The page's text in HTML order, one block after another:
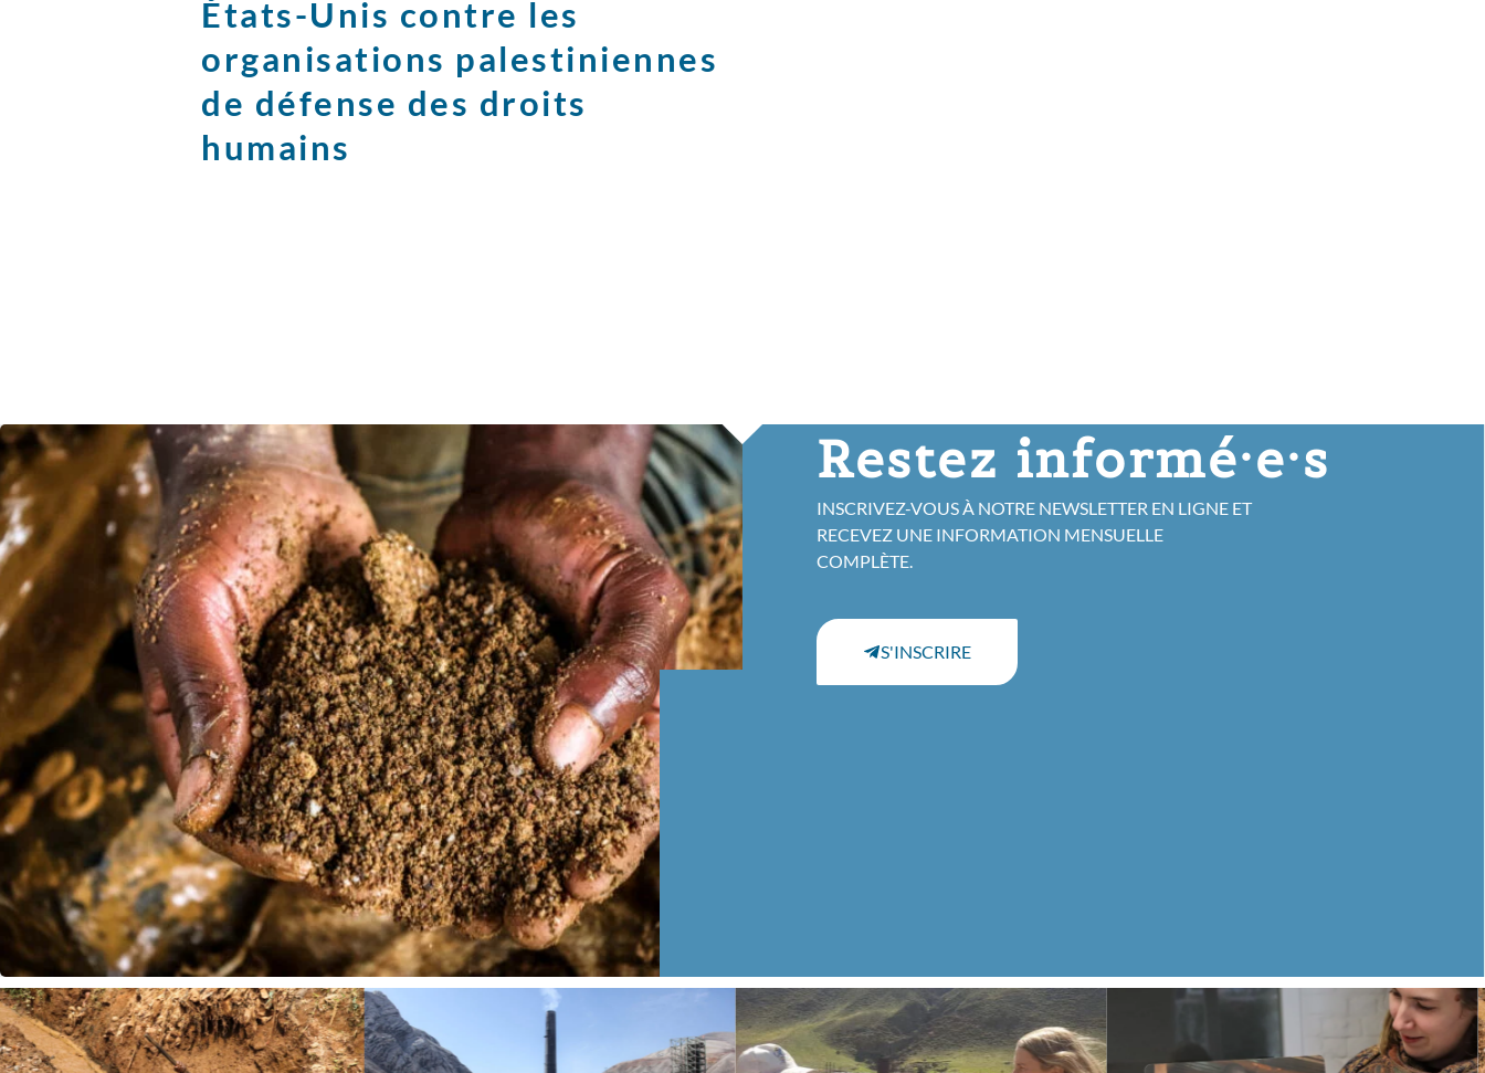
États-Unis contre les
organisations palestiniennes
de défense des droits
humains
Restez informé·e·s
INSCRIVEZ-VOUS À NOTRE NEWSLETTER EN LIGNE ET
RECEVEZ UNE INFORMATION MENSUELLE
COMPLÈTE.
S'INSCRIRE